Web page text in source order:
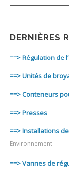
DERNIÈRES
==> Régulation de
==> Unités de
==> Conteneurs
==> Presses
==> Installations
Environnement
==> Vannes de